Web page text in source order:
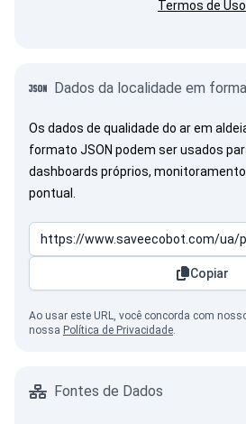
Termos de Uso
Dados da localidade em
Os dados de qualidade do ar em
formato JSON podem ser usados
dashboards próprios,
pontual.
Copiar
Ao usar este URL, você concorda com
nossa Política de Privacidade.
Fontes de Dados